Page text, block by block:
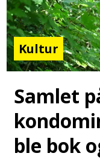
Kultur
Samlet
ble bok